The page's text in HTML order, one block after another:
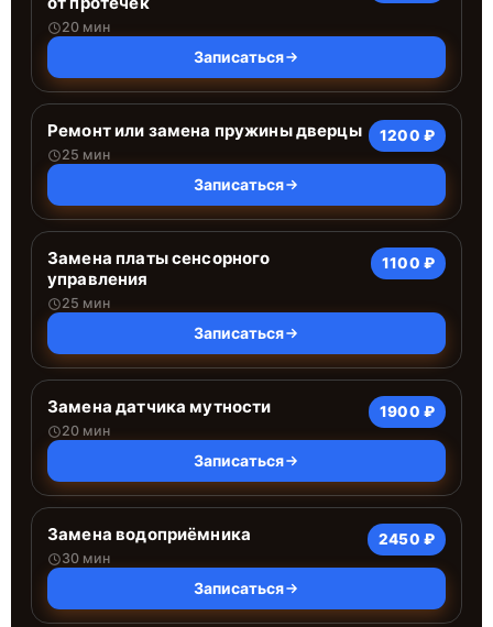
20 мин
Записаться
Ремонт или замена пружины дверцы
25 мин
1200 ₽
Записаться
Замена платы сенсорного
управления
25 мин
1100 ₽
Записаться
Замена датчика мутности
20 мин
1900 ₽
Записаться
Замена водоприёмника
30 мин
2450 ₽
Записаться